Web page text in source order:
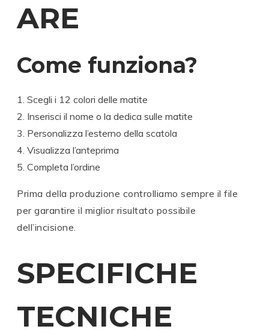
ARE
Come funziona?
Scegli i 12 colori delle matite
Inserisci il nome o la dedica sulle matite
Personalizza l’esterno della scatola
Visualizza l’anteprima
Completa l’ordine
Prima della produzione controlliamo sempre il file
per garantire il miglior risultato possibile
dell’incisione.
SPECIFICHE
TECNICHE